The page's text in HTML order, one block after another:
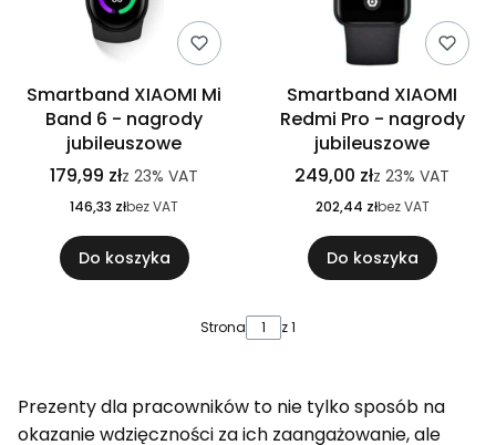
Smartband XIAOMI Mi
Band 6 - nagrody
jubileuszowe
179,99 złz 23% VAT
146,33 złbez VAT
Do koszyka
Smartband XIAOMI
Redmi Pro - nagrody
jubileuszowe
249,00 złz 23% VAT
202,44 złbez VAT
Do koszyka
Strona z 1
Prezenty dla pracowników to nie tylko sposób na
okazanie wdzięczności za ich zaangażowanie, ale